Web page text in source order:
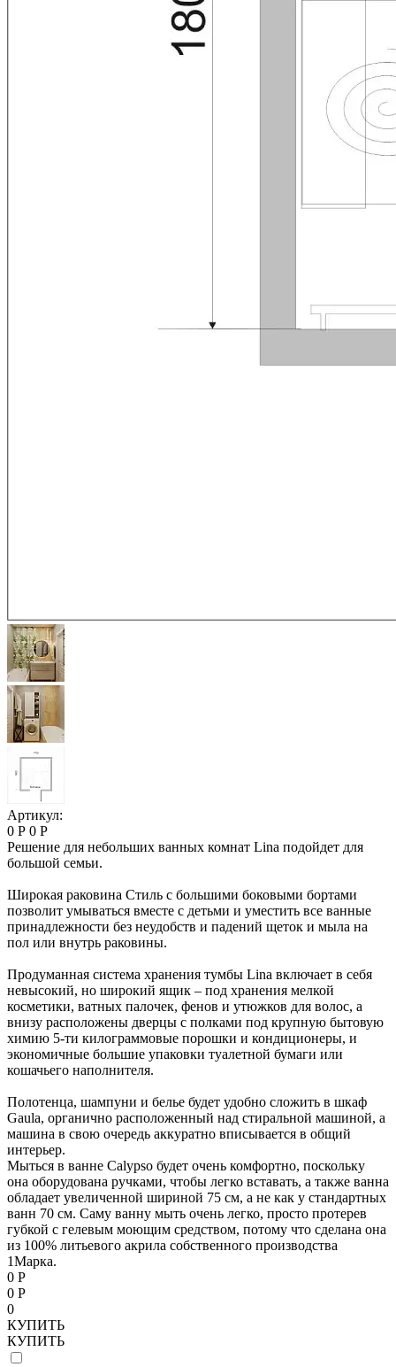
Артикул:
0 Р 0 Р
Решение для небольших ванных комнат Lina подойдет для
большой семьи.
Широкая раковина Стиль с большими боковыми бортами
позволит умываться вместе с детьми и уместить все ванные
принадлежности без неудобств и падений щеток и мыла на
пол или внутрь раковины.
Продуманная система хранения тумбы Lina включает в себя
невысокий, но широкий ящик – под хранения мелкой
косметики, ватных палочек, фенов и утюжков для волос, а
внизу расположены дверцы с полками под крупную бытовую
химию 5-ти килограммовые порошки и кондиционеры, и
экономичные большие упаковки туалетной бумаги или
кошачьего наполнителя.
Полотенца, шампуни и белье будет удобно сложить в шкаф
Gaula, органично расположенный над стиральной машиной, а
машина в свою очередь аккуратно вписывается в общий
интерьер.
Мыться в ванне Calypso будет очень комфортно, поскольку
она оборудована ручками, чтобы легко вставать, а также ванна
обладает увеличенной шириной 75 см, а не как у стандартных
ванн 70 см. Саму ванну мыть очень легко, просто протерев
губкой с гелевым моющим средством, потому что сделана она
из 100% литьевого акрила собственного производства
1Марка.
0 Р
0 Р
0
КУПИТЬ
КУПИТЬ